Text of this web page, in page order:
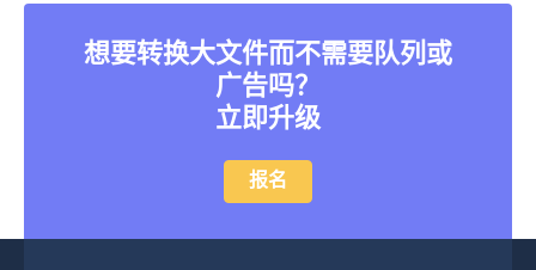
想要转换大文件而不需要队列或
广告吗？
立即升级
报名